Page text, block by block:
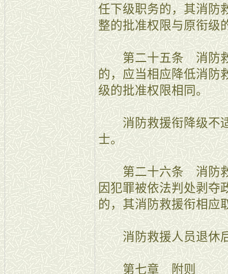
任下级职务的，其消防
整的批准权限与原衔级
第二十五条 消防救
的，应当相应降低消防
级的批准权限相同。
消防救援衔降级不适
士。
第二十六条 消防救
因犯罪被依法判处剥夺
的，其消防救援衔相应
消防救援人员退休后
第七章 附则